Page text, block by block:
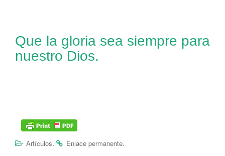
Que la gloria sea siempre para
nuestro Dios.
Artículos. Enlace permanente.